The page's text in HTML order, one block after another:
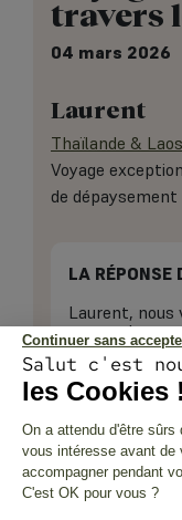
travers
04 mars 2026
Laurent
Thaïlande &
Voyage
de dépaysement
LA RÉPONSE
Laurent, nous
temps de
Savoir que
marqué par
pour nos
itinéraires.
vous nous
immersion en
Continuer sans
Salut c'est
les Cookies !
On a attendu d'être
vous intéresse avant de
accompagner pendant
C'est OK pour vous ?